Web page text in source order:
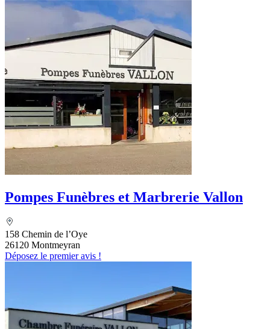
Pompes Funèbres et Marbrerie Vallon
158 Chemin de l’Oye
26120 Montmeyran
Déposez le premier avis !